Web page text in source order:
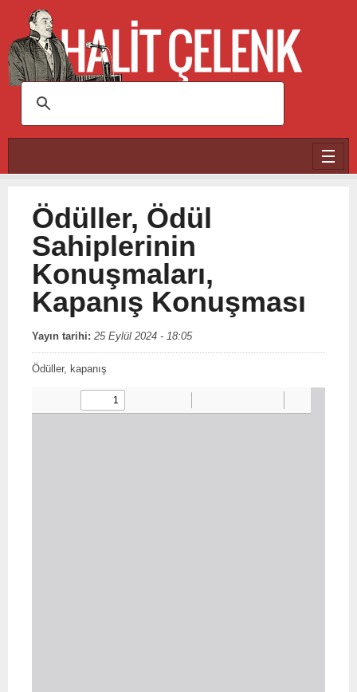
Ana içeriğe atla
Ödüller, Ödül
Sahiplerinin
Konuşmaları,
Kapanış Konuşması
Yayın tarihi: 25 Eylül 2024 - 18:05
Ödüller, kapanış